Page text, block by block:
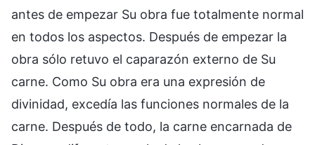
antes de empezar Su obra fue totalmente normal
en todos los aspectos. Después de empezar la
obra sólo retuvo el caparazón externo de Su
carne. Como Su obra era una expresión de
divinidad, excedía las funciones normales de la
carne. Después de todo, la carne encarnada de